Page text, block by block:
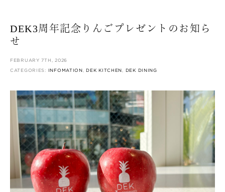
DEK3周年記念りんごプレゼントのお知ら
せ
FEBRUARY 7TH, 2026
CATEGORIES: INFOMATION, DEK KITCHEN, DEK DINING